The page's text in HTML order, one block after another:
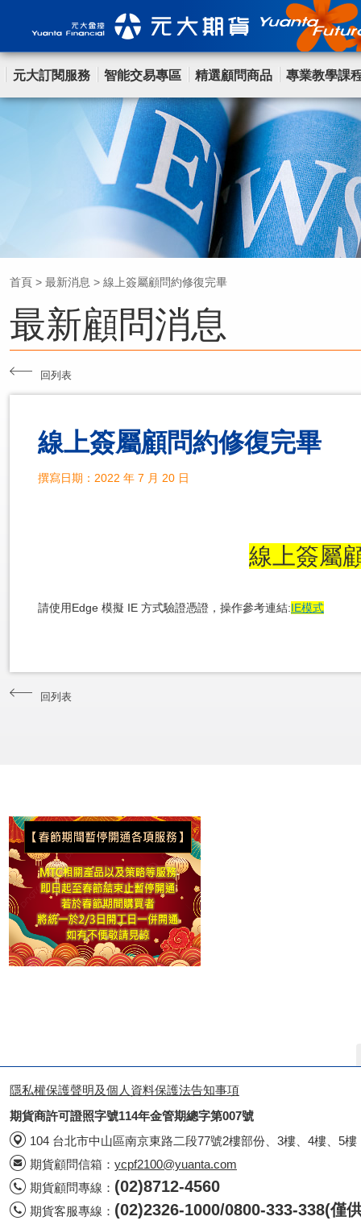
元大訂閱服務 智能交易專區 精選顧問商品 專業教學課
首頁 > 最新消息 > 線上簽屬顧問約修復完畢
最新顧問消息
回列表
線上簽屬顧問約修復完畢
撰寫日期：2022 年 7 月 20 日
線上簽屬
請使用Edge 模擬 IE 方式驗證憑證，操作參考連結:IE模式
回列表
隱私權保護聲明及個人資料保護法告知事項
期貨商許可證照字號114年金管期總字第007號
104 台北市中山區南京東路二段77號2樓部份、3樓、4樓、5樓
期貨顧問信箱： ycpf2100@yuanta.com
期貨顧問專線： (02)8712-4560
期貨客服專線： (02)2326-1000/0800-333-338(僅